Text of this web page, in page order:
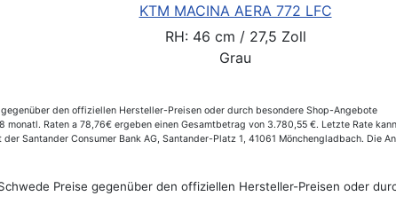
KTM MACINA AERA 772 LFC
RH: 46 cm / 27,5 Zoll
Grau
den offiziellen Hersteller-Preisen oder durch besondere Shop-Angebote
Raten a 78,76€ ergeben einen Gesamtbetrag von 3.780,55 €. Letzte Rate
Santander Consumer Bank AG, Santander-Platz 1, 41061 Mönchengladbach. Die
Preise gegenüber den offiziellen Hersteller-Preisen oder